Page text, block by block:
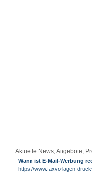
Aktuelle News, Angebote,
Wann ist E-Mail-Werbung
https://www.faxvorlagen-